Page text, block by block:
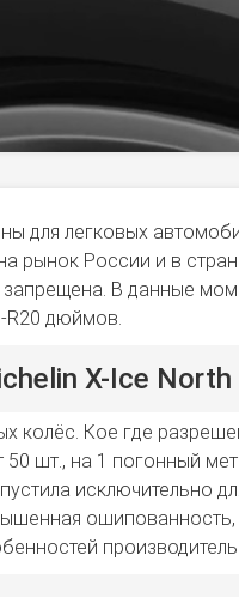
для легковых
рынок России и в
В данные
R20 дюймов.
X-Ice North
колёс. Кое где
шт., на 1 погонный
исключительно
ошипованность,